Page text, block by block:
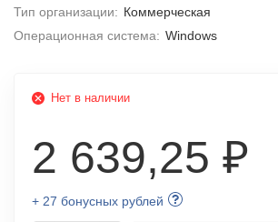
Тип организации: Коммерческая
Операционная система: Windows
Нет в наличии
2 639,25 ₽
+ 27 бонусных рублей